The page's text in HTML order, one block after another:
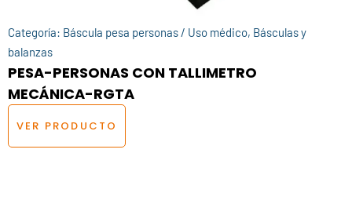
Categoría: Báscula pesa personas / Uso médico, Básculas y
balanzas
PESA-PERSONAS CON TALLIMETRO
MECÁNICA-RGTA
VER PRODUCTO